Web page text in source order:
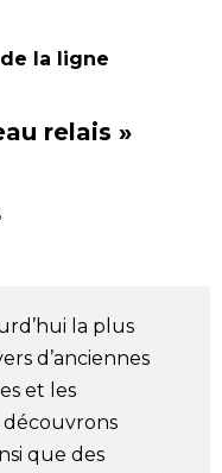
la ligne
relais »
la plus
d’anciennes
et les
découvrons
que des